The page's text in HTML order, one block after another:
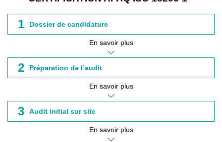
1 Dossier de candidature
En savoir plus
2 Préparation de l’audit
En savoir plus
3 Audit initial sur site
En savoir plus